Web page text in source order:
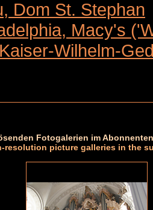
Dom St. Stephan
Macy's
Wilhelm-
Fotogalerien im
resolution picture galleries in the